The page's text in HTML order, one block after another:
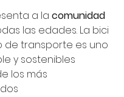
a la comunidad
las edades. La bici
de transporte es uno
y sostenibles
los más